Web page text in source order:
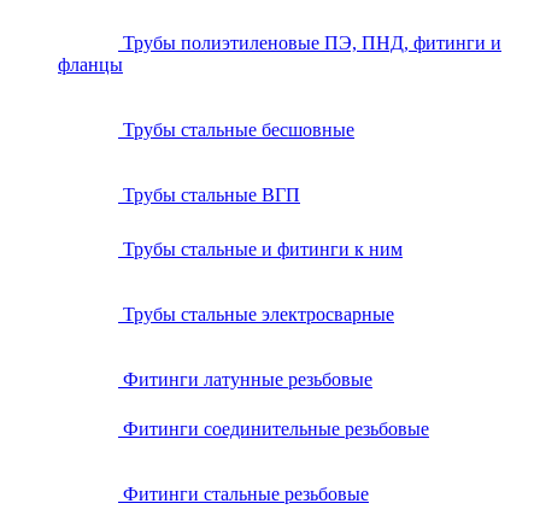
Трубы полиэтиленовые ПЭ, ПНД, фитинги и
фланцы
Трубы стальные бесшовные
Трубы стальные ВГП
Трубы стальные и фитинги к ним
Трубы стальные электросварные
Фитинги латунные резьбовые
Фитинги соединительные резьбовые
Фитинги стальные резьбовые